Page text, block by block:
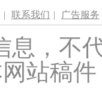
| 联系我们 | 广告服务
息，不
站稿